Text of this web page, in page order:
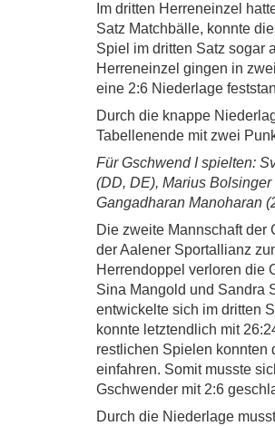
Im dritten Herreneinzel
Satz Matchbälle, konnte
Spiel im dritten Satz sogar
Herreneinzel gingen in
eine 2:6 Niederlage
Durch die knappe
Tabellenende mit zwei
Für Gschwend I spielten:
(DD, DE), Marius
Gangadharan Manoharan
Die zweite Mannschaft der
der Aalener Sportallianz
Herrendoppel verloren die
Sina Mangold und Sandra
entwickelte sich im dritten
konnte letztendlich mit
restlichen Spielen konnten
einfahren. Somit musste
Gschwender mit 2:6
Durch die Niederlage